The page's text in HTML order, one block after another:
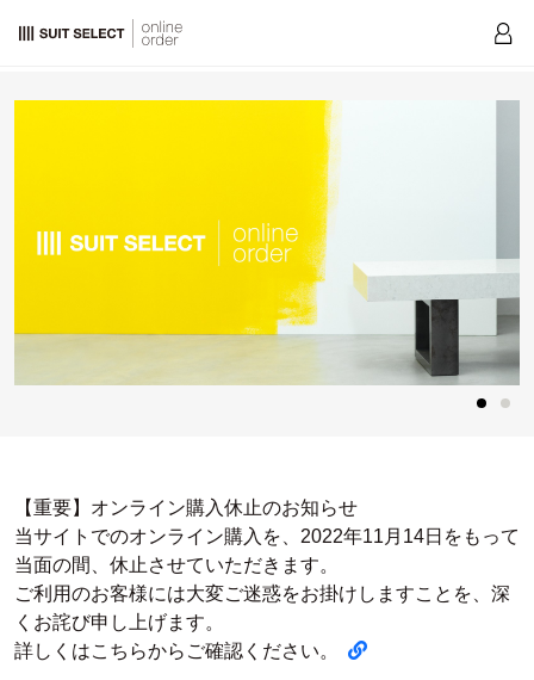
【重要】オンライン購入休止のお知らせ
当サイトでのオンライン購入を、2022年11月14日をもって
当面の間、休止させていただきます。
ご利用のお客様には大変ご迷惑をお掛けしますことを、深
くお詫び申し上げます。
詳しくはこちらからご確認ください。